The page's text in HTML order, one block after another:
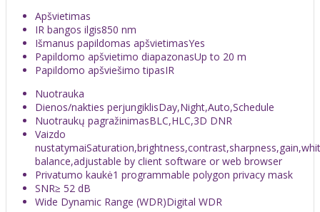
Apšvietimas
IR bangos ilgis850 nm
Išmanus papildomas apšvietimasYes
Papildomo apšvietimo diapazonasUp to 20 m
Papildomo apšviešimo tipasIR
Nuotrauka
Dienos/nakties perjungiklisDay,Night,Auto,Schedule
Nuotraukų pagražinimasBLC,HLC,3D DNR
Vaizdo
nustatymai
balance,adjustable by client software or web browser
Privatumo kaukė1 programmable polygon privacy mask
SNR≥ 52 dB
Wide Dynamic Range (WDR)Digital WDR